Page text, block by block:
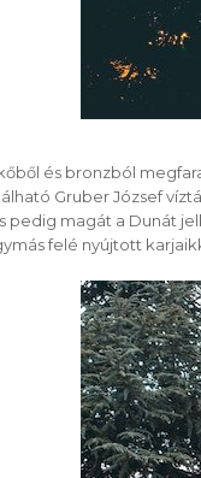
és bronzból
Gruber József
pedig magát a Dunát
felé nyújtott